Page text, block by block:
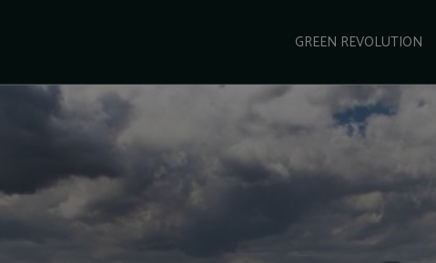
GREEN REVOLUTION